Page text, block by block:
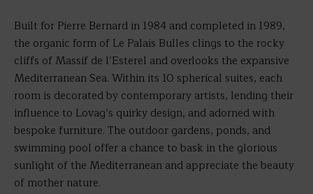
Built for Pierre Bernard in 1984 and completed in 1989,
the organic form of Le Palais Bulles clings to the rocky
cliffs of Massif de l’Esterel and overlooks the expansive
Mediterranean Sea. Within its 10 spherical suites, each
room is decorated by contemporary artists, lending their
influence to Lovag’s quirky design, and adorned with
bespoke furniture. The outdoor gardens, ponds, and
swimming pool offer a chance to bask in the glorious
sunlight of the Mediterranean and appreciate the beauty
of mother nature.